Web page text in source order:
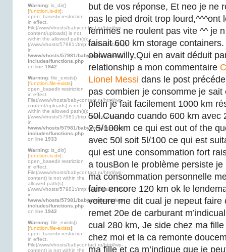
Warning: is_dir()
[function.is-dir]:
open_basedir restriction
in effect.
File(/www/vhosts/babycontact.ru/html/wp-
content/uploads) is not
within the allowed path(s):
(/www/vhosts/57981:/tmp:/usr/local/lib/php)
in
/www/vhosts/57981/babycontact.ru/wp-
includes/functions.php
on line 1942
Warning: file_exists()
[function.file-exists]:
open_basedir restriction
in effect.
File(/www/vhosts/babycontact.ru/html/wp-
content/uploads) is not
within the allowed path(s):
(/www/vhosts/57981:/tmp:/usr/local/lib/php)
in
/www/vhosts/57981/babycontact.ru/wp-
includes/functions.php
on line 1933
Warning: is_dir()
[function.is-dir]:
open_basedir restriction
in effect.
File(/www/vhosts/babycontact.ru/html/wp-
content) is not within the
allowed path(s):
(/www/vhosts/57981:/tmp:/usr/local/lib/php)
in
/www/vhosts/57981/babycontact.ru/wp-
includes/functions.php
on line 1942
Warning: file_exists()
[function.file-exists]:
open_basedir restriction
in effect.
File(/www/vhosts/babycontact.ru/html/wp-
content) is not within the
but de vos réponse, Et neo je ne
pas le pied droit trop lourd,^^^ont
femmes ne roulent pas vite ^^ je
faisait 600 km storage
obiwanwilly,Qui en avait déduit
relationship a mon commentaire
Lionel Messi dans le post
pas combien je consomme je
plein je fait facilement 1000 km
50l.Cuando cuando 600 km avec
2,5/100km ce qui est out of the
avec 50l soit 5l/100 ce qui est
qui est une consommation fort
a tousBon le problème persiste
ma consommation personnelle
faire encore 120 km ok le
voiture me dit cual je nepeut faire
remet 20e de carburant
cual 280 km, Je side chez ma
chez moi et la ca remonte
ma fille et ca m’indique que je